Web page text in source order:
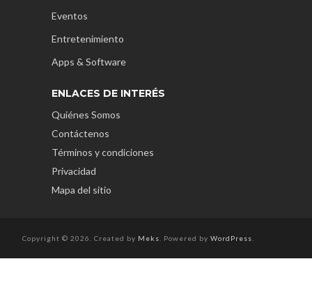
Eventos
Entretenimiento
Apps & Software
ENLACES DE INTERÉS
Quiénes Somos
Contáctenos
Términos y condiciones
Privacidad
Mapa del sitio
Copyright © 2026. Created by Meks . Powered by WordPress